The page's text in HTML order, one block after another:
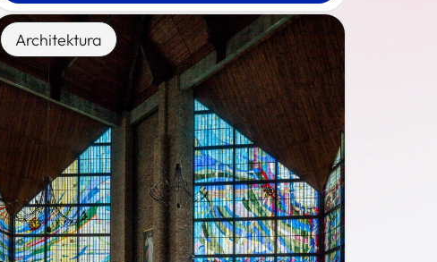
Architektura